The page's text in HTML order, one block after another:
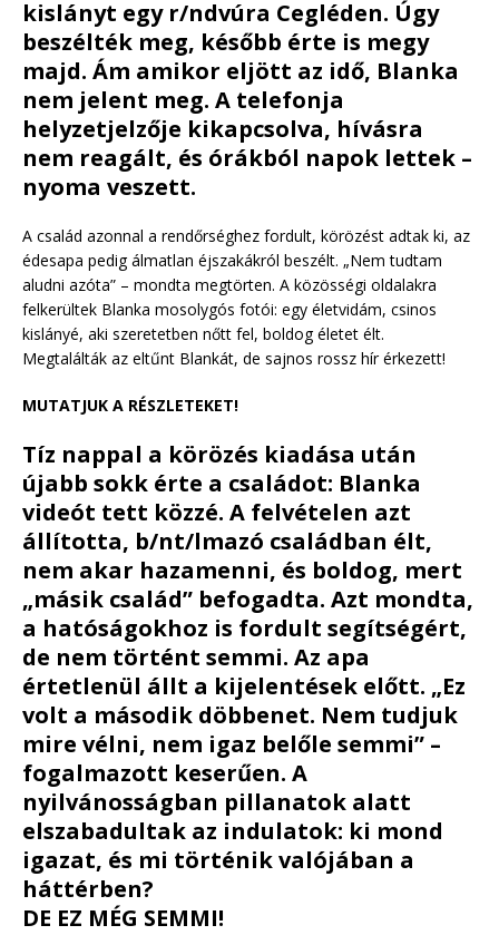
kislányt egy r/ndvúra Cegléden. Úgy
beszélték meg, később érte is megy
majd. Ám amikor eljött az idő, Blanka
nem jelent meg. A telefonja
helyzetjelzője kikapcsolva, hívásra
nem reagált, és órákból napok lettek –
nyoma veszett.
A család azonnal a rendőrséghez fordult, körözést adtak ki, az
édesapa pedig álmatlan éjszakákról beszélt. „Nem tudtam
aludni azóta” – mondta megtörten. A közösségi oldalakra
felkerültek Blanka mosolygós fotói: egy életvidám, csinos
kislányé, aki szeretetben nőtt fel, boldog életet élt.
Megtalálták az eltűnt Blankát, de sajnos rossz hír érkezett!
MUTATJUK A RÉSZLETEKET!
Tíz nappal a körözés kiadása után
újabb sokk érte a családot: Blanka
videót tett közzé. A felvételen azt
állította, b/nt/lmazó családban élt,
nem akar hazamenni, és boldog, mert
„másik család” befogadta. Azt mondta,
a hatóságokhoz is fordult segítségért,
de nem történt semmi. Az apa
értetlenül állt a kijelentések előtt. „Ez
volt a második döbbenet. Nem tudjuk
mire vélni, nem igaz belőle semmi” –
fogalmazott keserűen. A
nyilvánosságban pillanatok alatt
elszabadultak az indulatok: ki mond
igazat, és mi történik valójában a
háttérben?
DE EZ MÉG SEMMI!